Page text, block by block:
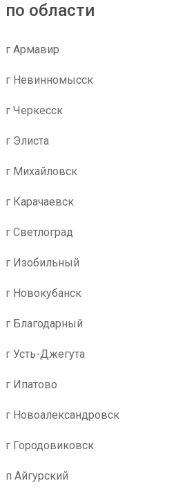
по области
г Армавир
г Невинномысск
г Черкесск
г Элиста
г Михайловск
г Карачаевск
г Светлоград
г Изобильный
г Новокубанск
г Благодарный
г Усть-Джегута
г Ипатово
г Новоалександровск
г Городовиковск
п Айгурский